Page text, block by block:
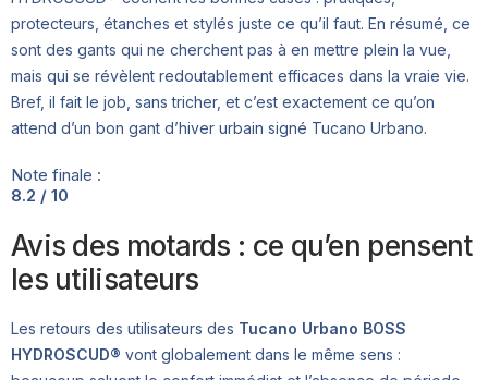
protecteurs, étanches et stylés juste ce qu’il faut. En résumé, ce
sont des gants qui ne cherchent pas à en mettre plein la vue,
mais qui se révèlent redoutablement efficaces dans la vraie vie.
Bref, il fait le job, sans tricher, et c’est exactement ce qu’on
attend d’un bon gant d’hiver urbain signé Tucano Urbano.
Note finale :
8.2 / 10
Avis des motards : ce qu’en pensent
les utilisateurs
Les retours des utilisateurs des Tucano Urbano BOSS
HYDROSCUD® vont globalement dans le même sens :